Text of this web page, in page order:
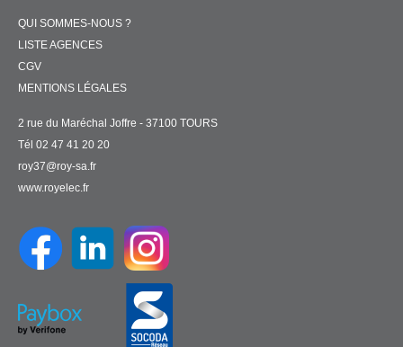
QUI SOMMES-NOUS ?
LISTE AGENCES
CGV
MENTIONS LÉGALES
2 rue du Maréchal Joffre - 37100 TOURS
Tél 02 47 41 20 20
roy37@roy-sa.fr
www.royelec.fr